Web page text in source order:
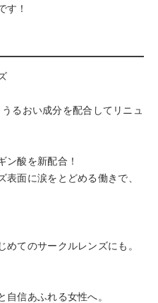
す！
るおい成分を配合してリニュ
ン酸を新配合！
面に涙をとどめる働きで、
てのサークルレンズにも。
信あふれる女性へ。